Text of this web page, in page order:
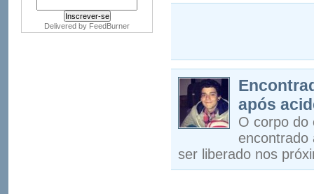
Delivered by FeedBurner
após
O corpo do
encontrado
ser liberado nos